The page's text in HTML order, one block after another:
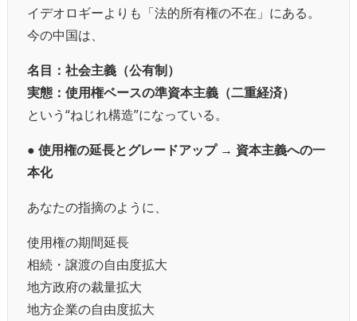
イデオロギーよりも「法的所有権の不在」にある。
今の中国は、
名目：社会主義（公有制）
実態：使用権ベースの準資本主義（二重経済）
という“ねじれ構造”になっている。
● 使用権の延長とグレードアップ → 資本主義への一
本化
あなたの指摘のように、
使用権の期間延長
相続・譲渡の自由度拡大
地方政府の裁量拡大
地方企業の自由度拡大